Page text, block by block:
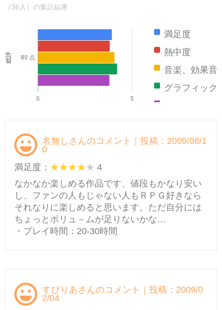
（36人）の集計結果
満足度
熱中度
音楽、効果音
グラフィック
0 5
80 点
総評
名無しさんのコメント｜投稿：2009/08/1
0
満足度：
4
なかなか楽しめる作品です、値段もかなり安い
し、ファンの人もじゃない人もＲＰＧ好きなら
それなりに楽しめると思います。ただ自分には
ちょっとボリュ－ムが足りないかな…
・プレイ時間：20-30時間
すぴりあさんのコメント｜投稿：2009/0
2/04